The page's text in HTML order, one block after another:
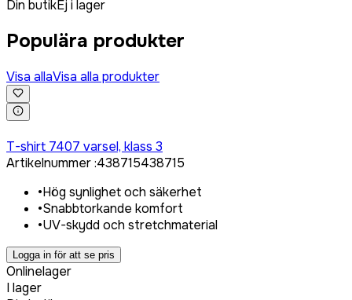
Din butikEj i lager
Populära produkter
Visa allaVisa alla produkter
T-shirt 7407 varsel, klass 3
Artikelnummer:438715438715
•Hög synlighet och säkerhet
•Snabbtorkande komfort
•UV-skydd och stretchmaterial
Logga in för att se pris
Onlinelager
I lager